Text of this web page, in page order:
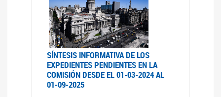
SÍNTESIS INFORMATIVA DE LOS
EXPEDIENTES PENDIENTES EN LA
COMISIÓN DESDE EL 01-03-2024 AL
01-09-2025